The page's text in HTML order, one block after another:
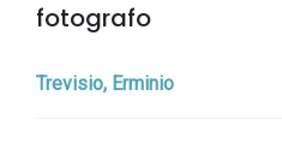
fotografo
Trevisio, Erminio